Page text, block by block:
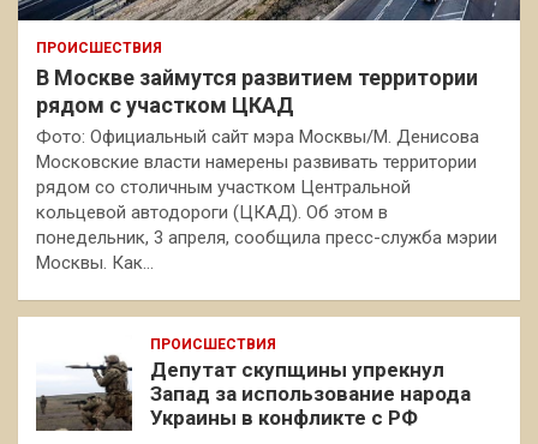
ПРОИСШЕСТВИЯ
В Москве займутся развитием территории
рядом с участком ЦКАД
Фото: Официальный сайт мэра Москвы/М. Денисова
Московские власти намерены развивать территории
рядом со столичным участком Центральной
кольцевой автодороги (ЦКАД). Об этом в
понедельник, 3 апреля, сообщила пресс-служба мэрии
Москвы. Как…
ПРОИСШЕСТВИЯ
Депутат скупщины упрекнул
Запад за использование народа
Украины в конфликте с РФ